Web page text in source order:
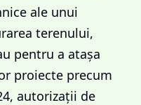
ale unui
terenului,
pentru a atașa
proiecte precum
autorizații de